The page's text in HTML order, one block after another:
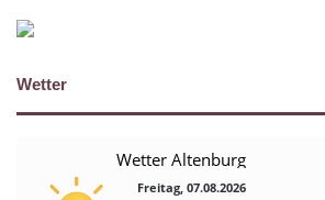
Wetter
Wetter Altenburg
Freitag, 07.08.2026